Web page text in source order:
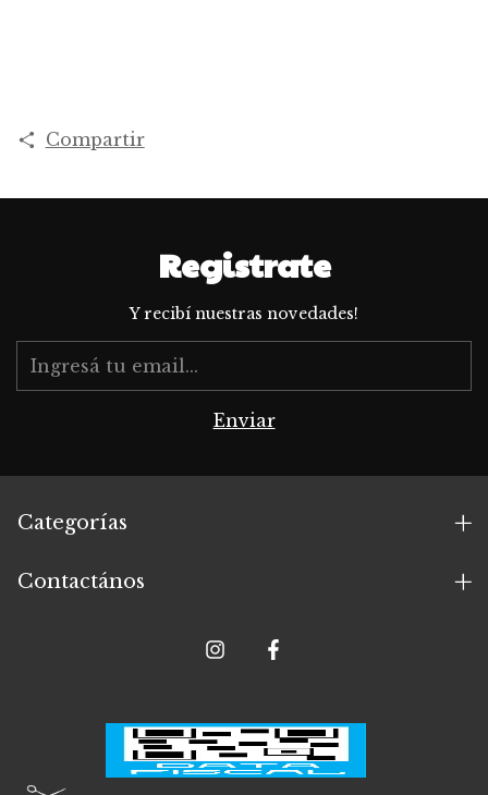
Compartir
Registrate
Y recibí nuestras novedades!
Categorías
Contactános